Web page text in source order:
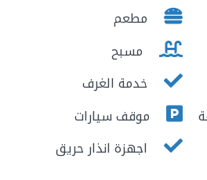
مطعم
مسبح
خدمة الغرف
موقف سيارات
اجهزة انذار حريق